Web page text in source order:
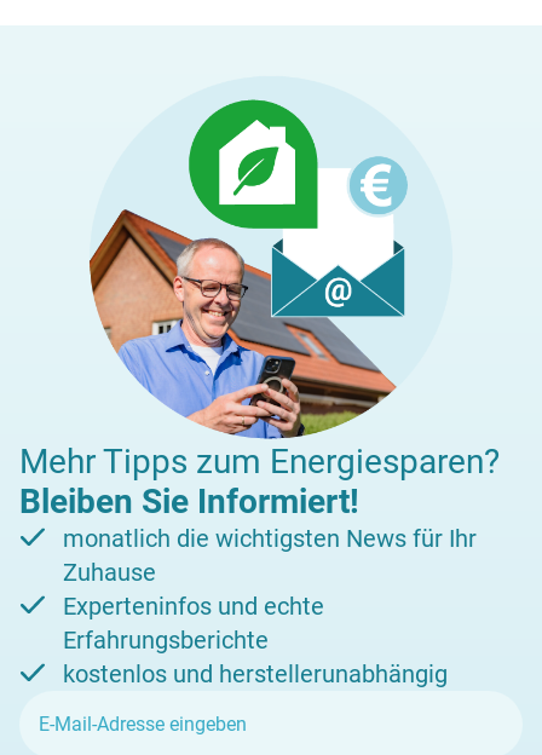
Mehr Tipps zum Energiesparen?
Bleiben Sie Informiert!
monatlich die wichtigsten News für Ihr
Zuhause
Experteninfos und echte
Erfahrungsberichte
kostenlos und herstellerunabhängig